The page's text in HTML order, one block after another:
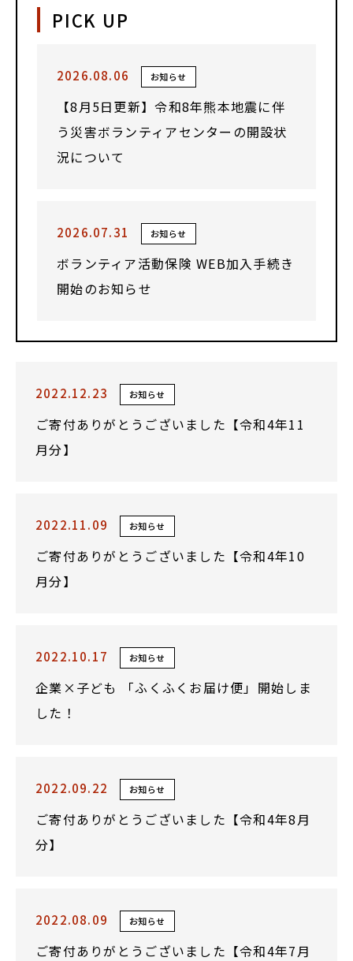
PICK UP
2026.08.06 お知らせ
【8月5日更新】令和8年熊本地震に伴
う災害ボランティアセンターの開設状
況について
2026.07.31 お知らせ
ボランティア活動保険 WEB加入手続き
開始のお知らせ
2022.12.23 お知らせ
ご寄付ありがとうございました【令和4年11
月分】
2022.11.09 お知らせ
ご寄付ありがとうございました【令和4年10
月分】
2022.10.17 お知らせ
企業×子ども 「ふくふくお届け便」開始しま
した！
2022.09.22 お知らせ
ご寄付ありがとうございました【令和4年8月
分】
2022.08.09 お知らせ
ご寄付ありがとうございました【令和4年7月